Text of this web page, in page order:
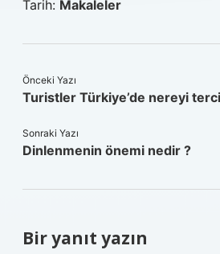
Tarih: Makaleler
Önceki Yazı
Turistler Türkiye’de nereyi
Sonraki Yazı
Dinlenmenin önemi nedir ?
Bir yanıt yazın